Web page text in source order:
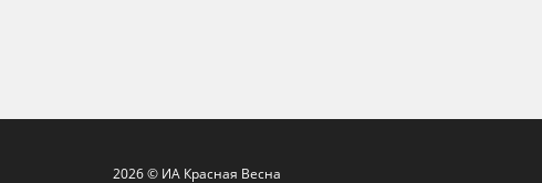
2026 © ИА Красная Весна